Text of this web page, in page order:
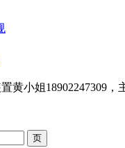
黄小姐18902247309